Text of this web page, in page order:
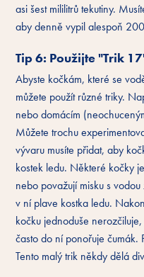
asi šest mililitrů tekutiny.
aby denně vypil alespoň
Tip 6: Použijte "Trik
Abyste kočkám, které se
můžete použít různé triky.
nebo domácím
Můžete trochu
vývaru musíte přidat, aby
kostek ledu. Některé kočky
nebo považují misku s
v ní plave kostka ledu.
kočku jednoduše
často do ní ponořuje čumák.
Tento malý trik někdy dělá